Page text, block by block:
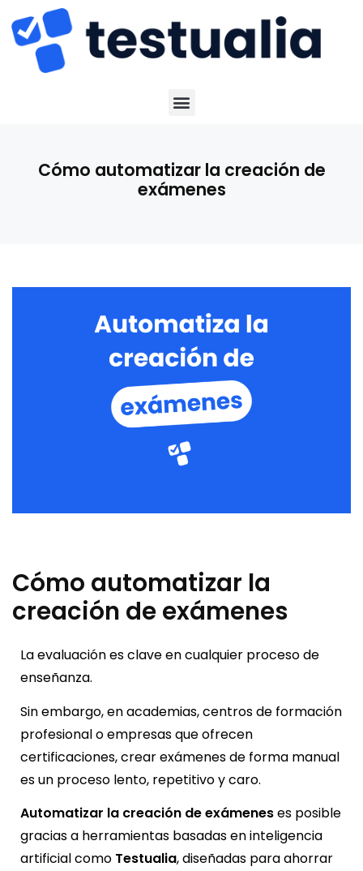
Cómo automatizar la creación de
exámenes
Cómo automatizar la
creación de exámenes
La evaluación es clave en cualquier proceso de
enseñanza.
Sin embargo, en academias, centros de formación
profesional o empresas que ofrecen
certificaciones, crear exámenes de forma manual
es un proceso lento, repetitivo y caro.
Automatizar la creación de exámeneses posible
gracias a herramientas basadas en inteligencia
artificial como Testualia, diseñadas para ahorrar